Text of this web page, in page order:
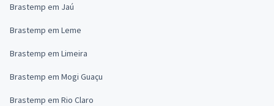
Brastemp em Jaú
Brastemp em Leme
Brastemp em Limeira
Brastemp em Mogi Guaçu
Brastemp em Rio Claro